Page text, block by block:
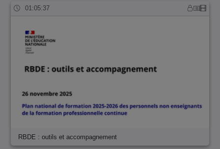
01:05:37
RBDE : outils et accompagnement